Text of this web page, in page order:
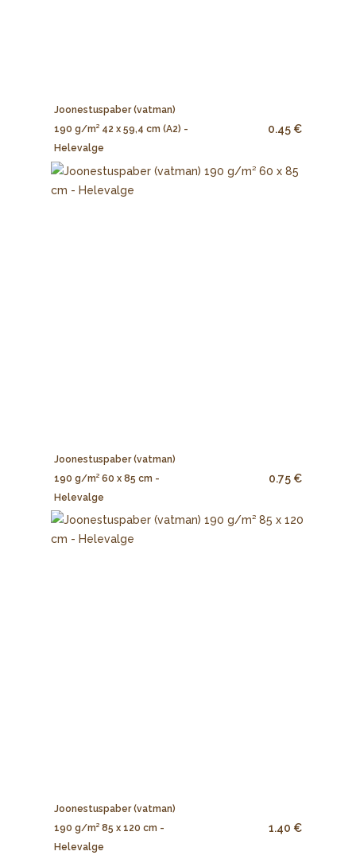
Joonestuspaber (vatman)
190 g/m² 42 x 59,4 cm (A2) -
Helevalge
0.45 €
Joonestuspaber (vatman)
190 g/m² 60 x 85 cm -
Helevalge
0.75 €
Joonestuspaber (vatman)
190 g/m² 85 x 120 cm -
Helevalge
1.40 €